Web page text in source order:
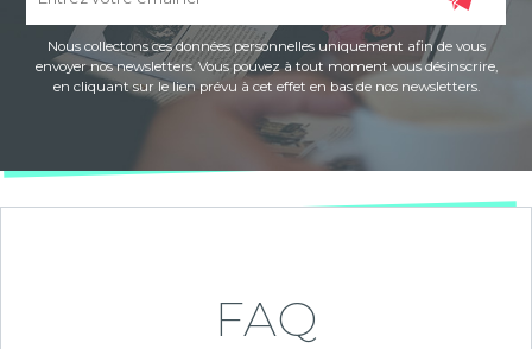
Nous collectons ces données personnelles uniquement afin de vous
envoyer nos newsletters. Vous pouvez à tout moment vous désinscrire,
en cliquant sur le lien prévu à cet effet en bas de nos newsletters.
FAQ